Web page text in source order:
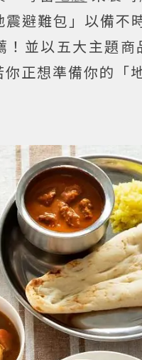
震避難包」以備不
！並以五大主題
正想準備你的「